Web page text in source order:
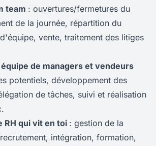
team : ouvertures/fermetures du
de la journée, répartition du
vente, traitement des litiges
équipe de managers et vendeurs
potentiels, développement des
de tâches, suivi et réalisation
RH qui vit en toi : gestion de la
intégration, formation,